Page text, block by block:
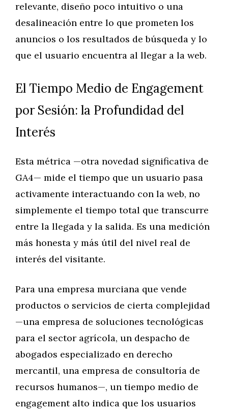
relevante, diseño poco intuitivo o una
desalineación entre lo que prometen los
anuncios o los resultados de búsqueda y lo
que el usuario encuentra al llegar a la web.
El Tiempo Medio de Engagement
por Sesión: la Profundidad del
Interés
Esta métrica —otra novedad significativa de
GA4— mide el tiempo que un usuario pasa
activamente interactuando con la web, no
simplemente el tiempo total que transcurre
entre la llegada y la salida. Es una medición
más honesta y más útil del nivel real de
interés del visitante.
Para una empresa murciana que vende
productos o servicios de cierta complejidad
—una empresa de soluciones tecnológicas
para el sector agrícola, un despacho de
abogados especializado en derecho
mercantil, una empresa de consultoría de
recursos humanos—, un tiempo medio de
engagement alto indica que los usuarios